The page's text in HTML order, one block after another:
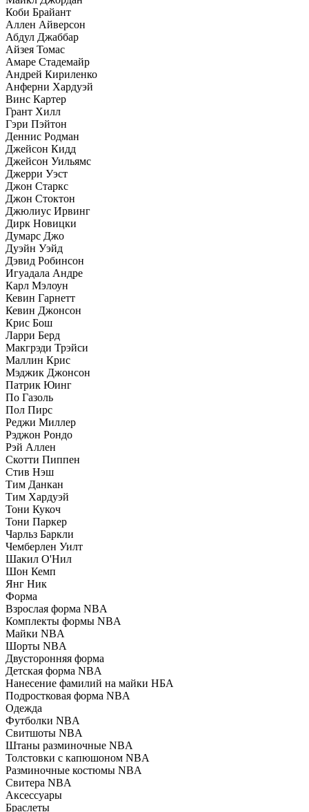
Коби Брайант
Аллен Айверсон
Абдул Джаббар
Айзея Томас
Амаре Стадемайр
Андрей Кириленко
Анферни Xардуэй
Винс Картер
Грант Хилл
Гэри Пэйтон
Деннис Родман
Джейсон Кидд
Джейсон Уильямс
Джерри Уэст
Джон Старкс
Джон Стоктон
Джюлиус Ирвинг
Дирк Новицки
Думарс Джо
Дуэйн Уэйд
Дэвид Робинсон
Игуадала Андре
Карл Мэлоун
Кевин Гарнетт
Кевин Джонсон
Крис Бош
Ларри Берд
Макгрэди Трэйси
Маллин Крис
Мэджик Джонсон
Патрик Юинг
По Газоль
Пол Пирс
Реджи Миллер
Рэджон Рондо
Рэй Аллен
Скотти Пиппен
Стив Нэш
Тим Данкан
Тим Хардуэй
Тони Кукоч
Тони Паркер
Чарльз Баркли
Чемберлен Уилт
Шакил О'Нил
Шон Кемп
Янг Ник
Форма
Взрослая форма NBA
Комплекты формы NBA
Майки NBA
Шорты NBA
Двусторонняя форма
Детская форма NBA
Нанесение фамилий на майки НБА
Подростковая форма NBA
Одежда
Футболки NBA
Свитшоты NBA
Штаны разминочные NBA
Толстовки с капюшоном NBA
Разминочные костюмы NBA
Свитера NBA
Аксессуары
Браслеты